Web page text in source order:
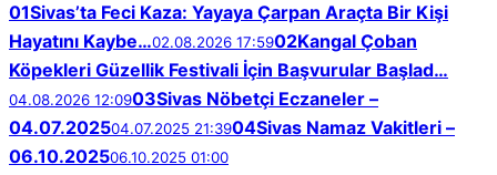
01Sivas’ta Feci Kaza: Yayaya Çarpan Araçta Bir Kişi
Hayatını Kaybe…02.08.2026 17:5902Kangal Çoban
Köpekleri Güzellik Festivali İçin Başvurular Başlad…
04.08.2026 12:0903Sivas Nöbetçi Eczaneler –
04.07.202504.07.2025 21:3904Sivas Namaz Vakitleri –
06.10.202506.10.2025 01:00